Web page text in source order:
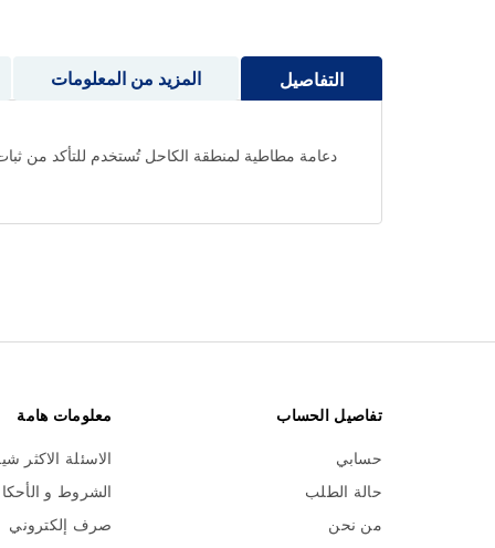
معرض
التفاصيل
دعامة مطاطية لمنطقة الكاحل تُستخدم للتأكد من
المزيد من المعلومات
تفاصيل الحساب
حسابي
حالة الطلب
من نحن
معلومات هامة
الاسئلة الاكثر
الشروط و
صرف إلكتروني